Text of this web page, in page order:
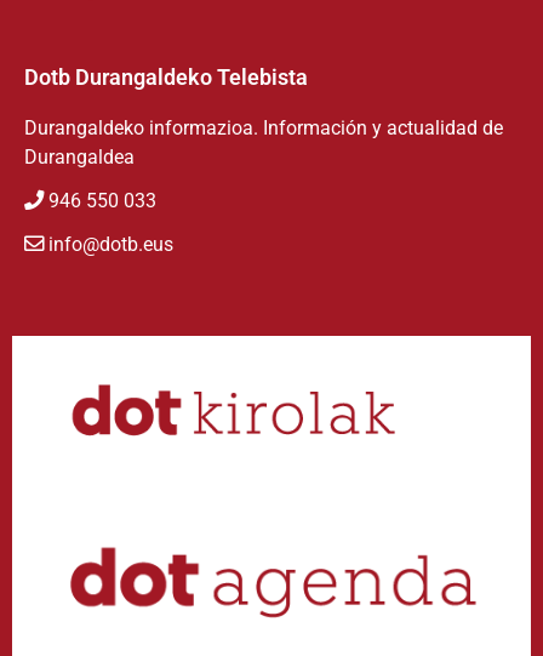
Dotb Durangaldeko Telebista
Durangaldeko informazioa. Información y actualidad de
Durangaldea
946 550 033
info@dotb.eus